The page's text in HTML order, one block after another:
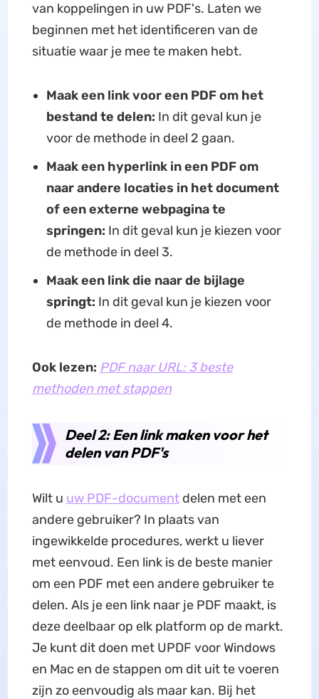
van koppelingen in uw PDF's. Laten we
beginnen met het identificeren van de
situatie waar je mee te maken hebt.
Maak een link voor een PDF om het
bestand te delen: In dit geval kun je
voor de methode in deel 2 gaan.
Maak een hyperlink in een PDF om
naar andere locaties in het document
of een externe webpagina te
springen: In dit geval kun je kiezen voor
de methode in deel 3.
Maak een link die naar de bijlage
springt: In dit geval kun je kiezen voor
de methode in deel 4.
Ook lezen: PDF naar URL: 3 beste
methoden met stappen
Deel 2: Een link maken voor het
delen van PDF's
Wilt u uw PDF-documentdelen met een
andere gebruiker? In plaats van
ingewikkelde procedures, werkt u liever
met eenvoud. Een link is de beste manier
om een PDF met een andere gebruiker te
delen. Als je een link naar je PDF maakt, is
deze deelbaar op elk platform op de markt.
Je kunt dit doen met UPDF voor Windows
en Mac en de stappen om dit uit te voeren
zijn zo eenvoudig als maar kan. Bij het